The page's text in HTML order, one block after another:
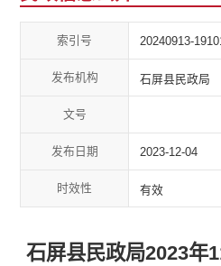
索引号 20240913-
发布机构 石屏县民政局
文号
发布日期 2023-12-04
时效性 有效
石屏县民政局2023年